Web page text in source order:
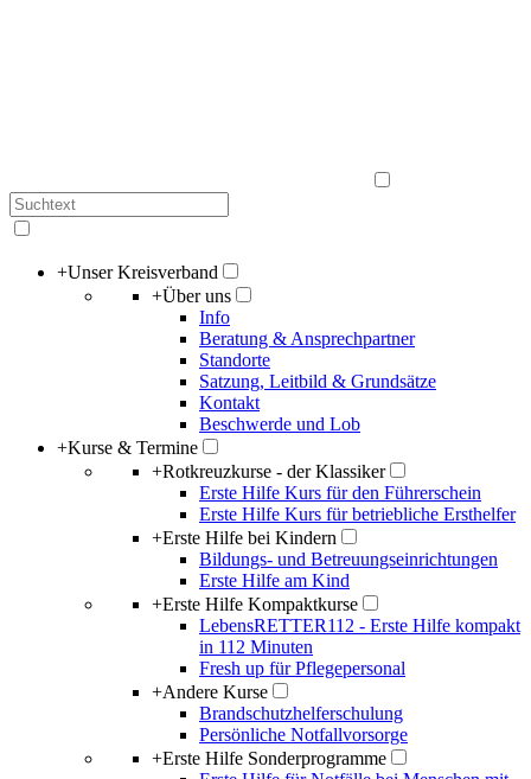
+Unser Kreisverband
+Über uns
Info
Beratung & Ansprechpartner
Standorte
Satzung, Leitbild & Grundsätze
Kontakt
Beschwerde und Lob
+Kurse & Termine
+Rotkreuzkurse - der Klassiker
Erste Hilfe Kurs für den Führerschein
Erste Hilfe Kurs für betriebliche Ersthelfer
+Erste Hilfe bei Kindern
Bildungs- und Betreuungseinrichtungen
Erste Hilfe am Kind
+Erste Hilfe Kompaktkurse
LebensRETTER112 - Erste Hilfe kompakt
in 112 Minuten
Fresh up für Pflegepersonal
+Andere Kurse
Brandschutzhelferschulung
Persönliche Notfallvorsorge
+Erste Hilfe Sonderprogramme